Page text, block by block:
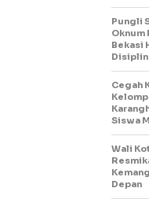
Pungli
Oknum
Bekasi
Disiplin
Cegah
Siswa
Wali
Depan